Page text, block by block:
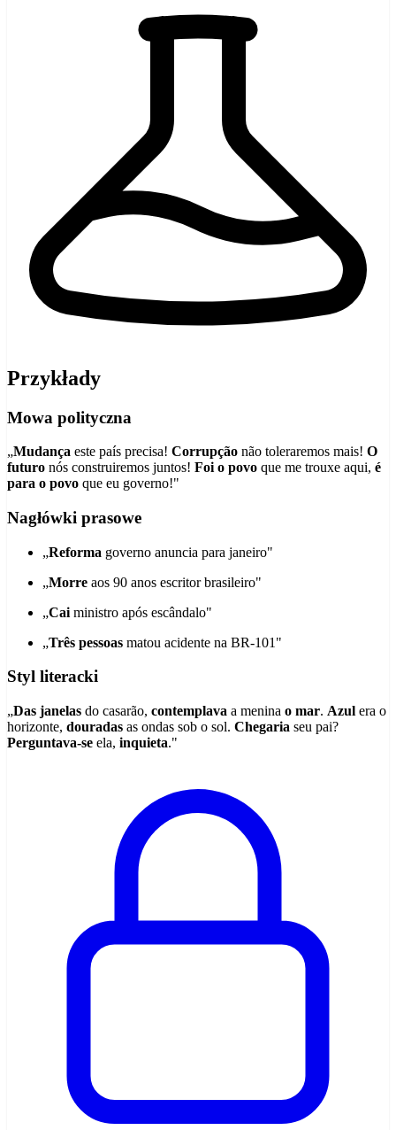
Przykłady
Mowa polityczna
„Mudança este país precisa! Corrupção não toleraremos mais! O
futuro nós construiremos juntos! Foi o povo que me trouxe aqui, é
para o povo que eu governo!"
Nagłówki prasowe
„Reforma governo anuncia para janeiro"
„Morre aos 90 anos escritor brasileiro"
„Cai ministro após escândalo"
„Três pessoas matou acidente na BR-101"
Styl literacki
„Das janelas do casarão, contemplava a menina o mar. Azul era o
horizonte, douradas as ondas sob o sol. Chegaria seu pai?
Perguntava-se ela, inquieta."